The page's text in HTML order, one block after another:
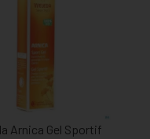
Arnica Gel Sportif